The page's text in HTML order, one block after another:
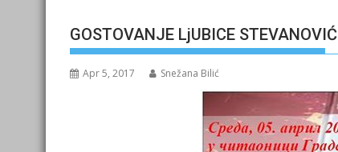
GOSTOVANJE LjUBICE STEVANOVIĆ
Apr 5, 2017 Snežana Bilić